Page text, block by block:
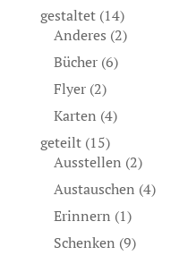
gestaltet(14)
Anderes (2)
Bücher(6)
Flyer(2)
Karten (4)
geteilt(15)
Ausstellen (2)
Austauschen (4)
Erinnern (1)
Schenken (9)